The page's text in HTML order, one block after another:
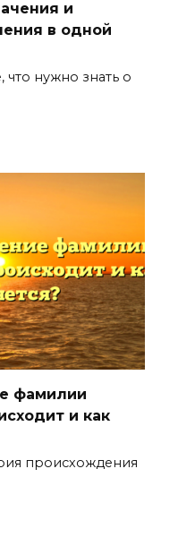
и
в одной
нужно знать о
фамилии
и как
происхождения